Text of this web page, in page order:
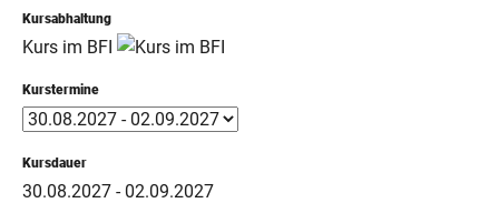
Kursabhaltung
Kurs im BFI
Kurstermine
Kursdauer
30.08.2027 - 02.09.2027